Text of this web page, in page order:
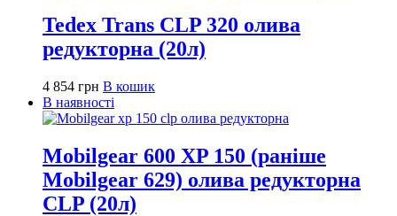
Tedex Trans CLP 320 олива
редукторна (20л)
4 854 грн В кошик
В наявності
Mobilgear 600 XP 150 (раніше
Mobilgear 629) олива редукторна
CLP (20л)